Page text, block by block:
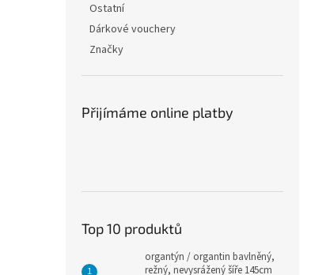
Ostatní
Dárkové vouchery
Značky
Přijímáme online platby
Top 10 produktů
organtýn / organtin bavlněný,
režný, nevysrážený šíře 145cm